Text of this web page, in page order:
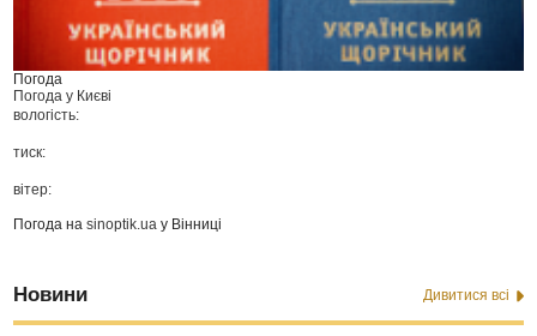
Погода
Погода у Києві
вологість:
тиск:
вітер:
Погода наsinoptik.ua у Вінниці
Новини Дивитися всі